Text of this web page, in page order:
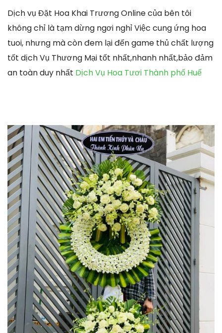
Dịch vụ Đặt Hoa Khai Trương Online của bên tôi
không chỉ là tạm dừng ngơi nghỉ Việc cung ứng hoa
tuoi, nhưng mà còn đem lại đến game thủ chất lượng
tốt dịch Vụ Thương Mại tốt nhất,nhanh nhất,bảo đảm
an toàn duy nhất Dịch Vụ Hoa Tươi Thành phố Huế